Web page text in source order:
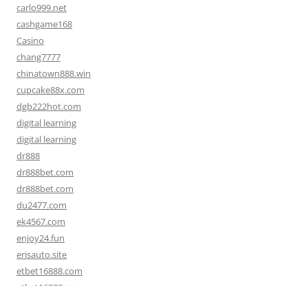
carlo999.net
cashgame168
Casino
chang7777
chinatown888.win
cupcake88x.com
dgb222hot.com
digital learning
digital learning
dr888
dr888bet.com
dr888bet.com
du2477.com
ek4567.com
enjoy24.fun
erisauto.site
etbet16888.com